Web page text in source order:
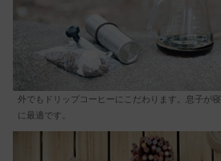
外でもドリップコーヒーにこだわります。息子が
に最適です。